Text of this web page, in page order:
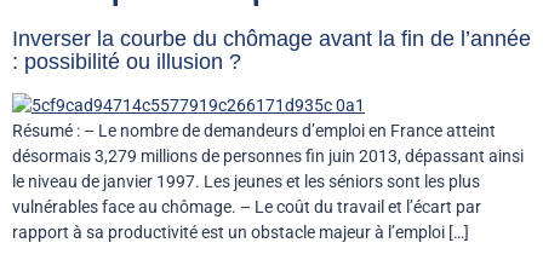
Inverser la courbe du chômage avant la fin de l’année
: possibilité ou illusion ?
Résumé : – Le nombre de demandeurs d’emploi en France atteint
désormais 3,279 millions de personnes fin juin 2013, dépassant ainsi
le niveau de janvier 1997. Les jeunes et les séniors sont les plus
vulnérables face au chômage. – Le coût du travail et l’écart par
rapport à sa productivité est un obstacle majeur à l’emploi […]